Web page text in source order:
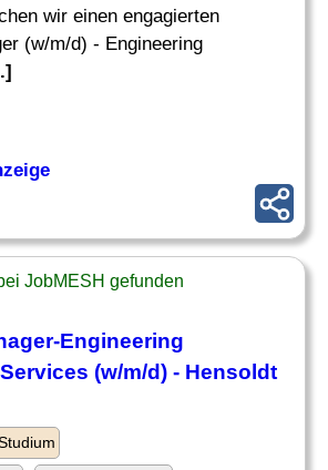
wir einen engagierten
(w/m/d) - Engineering
JobMESH gefunden
Engineering
(w/m/d) - Hensoldt